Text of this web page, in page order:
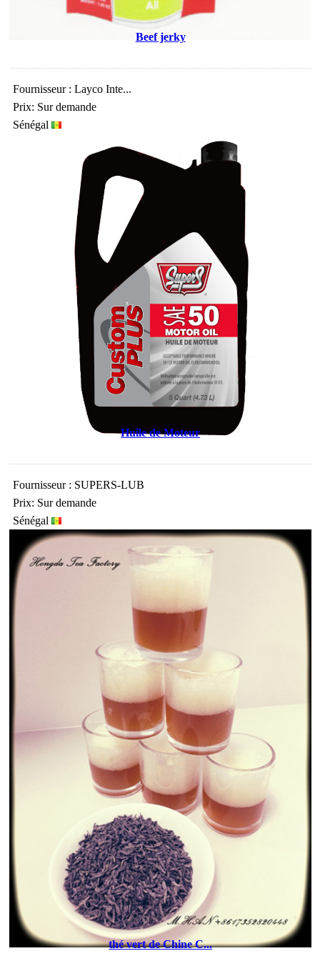
Beef jerky
Fournisseur : Layco Inte...
Prix: Sur demande
Sénégal
Huile de Moteur
Fournisseur : SUPERS-LUB
Prix: Sur demande
Sénégal
thé vert de Chine C...